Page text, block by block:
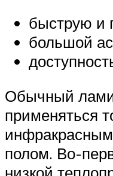
быструю и
большой
Обычный
применяться
полом. Во-